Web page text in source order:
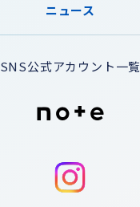
ニュース
SNS公式アカウント一覧